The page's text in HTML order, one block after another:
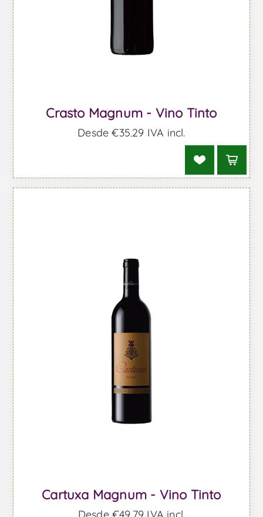
Crasto Magnum - Vino Tinto
Desde €35,29 IVA incl.
Cartuxa Magnum - Vino Tinto